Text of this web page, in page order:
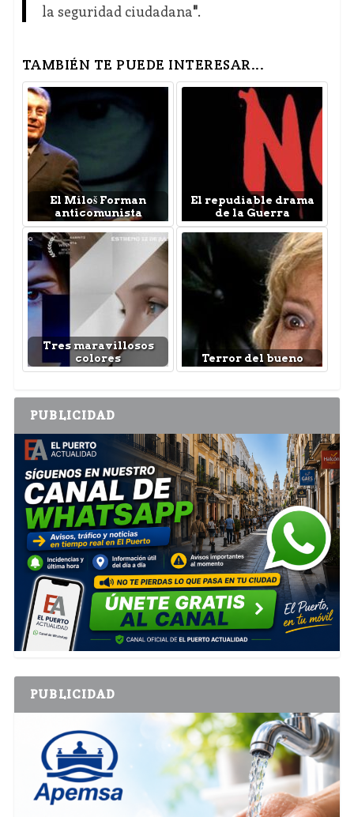
la seguridad ciudadana".
TAMBIÉN TE PUEDE INTERESAR...
El Miloš Forman
anticomunista
El repudiable drama
de la Guerra
Tres maravillosos
colores
Terror del bueno
PUBLICIDAD
PUBLICIDAD